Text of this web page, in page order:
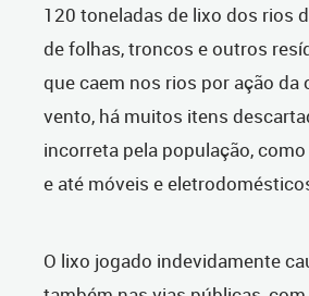
120 toneladas de lixo dos rios
de folhas, troncos e outros
que caem nos rios por ação da
vento, há muitos itens
incorreta pela população,
e até móveis e
O lixo jogado indevidamente